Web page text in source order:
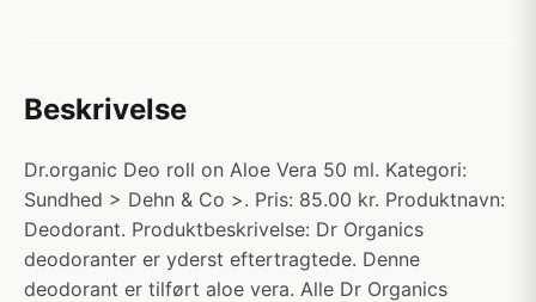
Beskrivelse
Dr.organic Deo roll on Aloe Vera 50 ml. Kategori:
Sundhed > Dehn & Co >. Pris: 85.00 kr. Produktnavn:
Deodorant. Produktbeskrivelse: Dr Organics
deodoranter er yderst eftertragtede. Denne
deodorant er tilført aloe vera. Alle Dr Organics